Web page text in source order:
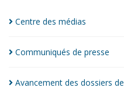
Centre des médias
Communiqués de presse
Avancement des dossiers de